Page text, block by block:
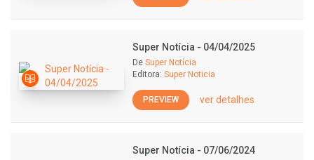
Super Notícia - 04/04/2025
De Super Notícia
Editora: Super Noticia
PREVIEW ver detalhes
Super Notícia - 07/06/2024